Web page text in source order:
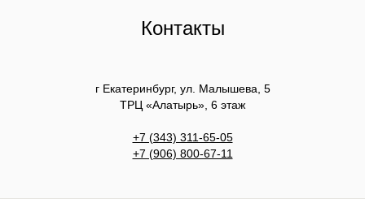
Контакты
г Екатеринбург, ул. Малышева, 5
ТРЦ «Алатырь», 6 этаж
+7 (343) 311-65-05
+7 (906) 800-67-11